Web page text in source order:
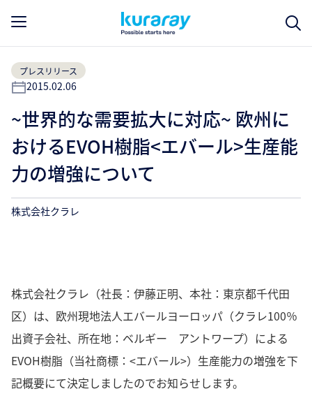
プレスリリース
2015.02.06
~世界的な需要拡大に対応~ 欧州に
おけるEVOH樹脂<エバール>生産能
力の増強について
株式会社クラレ
株式会社クラレ（社長：伊藤正明、本社：東京都千代田
区）は、欧州現地法人エバールヨーロッパ（クラレ100％
出資子会社、所在地：ベルギー アントワープ）による
EVOH樹脂（当社商標：<エバール>）生産能力の増強を下
記概要にて決定しましたのでお知らせします。